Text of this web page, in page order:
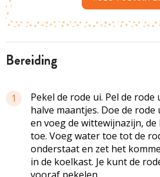
bereiding
1
Pekel de rode ui. Pel de rode
halve maantjes. Doe de
en voeg de wittewijnazijn,
toe. Voeg water toe tot de
onderstaat en zet het
in de koelkast. Je kunt de
vooraf pekelen.